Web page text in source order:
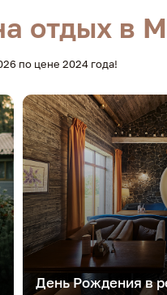
отдых в
по цене 2024 года!
День Рождения в